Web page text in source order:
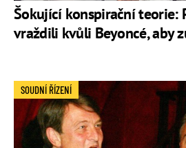
Šokující konspirační teorie:
vraždili kvůli Beyoncé, aby
SOUDNÍ ŘÍZENÍ